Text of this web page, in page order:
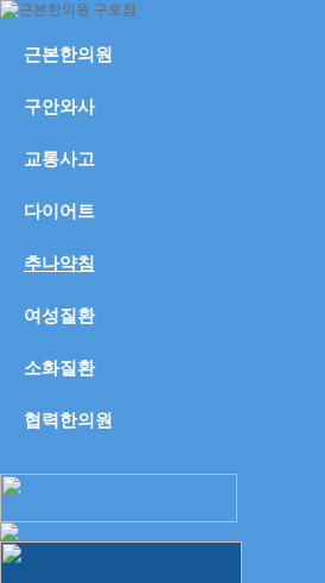
근본한의원
구안와사
교통사고
다이어트
추나약침
여성질환
소화질환
협력한의원